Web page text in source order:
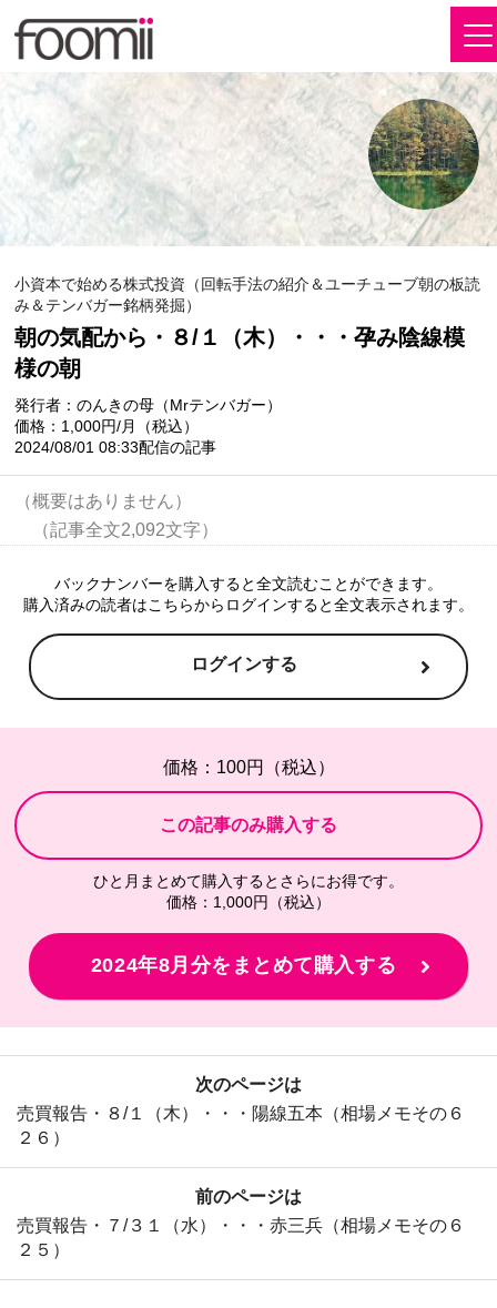
小資本で始める株式投資（回転手法の紹介＆ユーチューブ朝の板読
み＆テンバガー銘柄発掘）
朝の気配から・８/１（木）・・・孕み陰線模
様の朝
発行者：のんきの母（Mrテンバガー）
価格：1,000円/月（税込）
2024/08/01 08:33配信の記事
（概要はありません）
バックナンバーを購入すると全文読むことができます。
購入済みの読者はこちらからログインすると全文表示されます。
ログインする
価格：100円（税込）
ひと月まとめて購入するとさらにお得です。
価格：1,000円（税込）
2024年8月分をまとめて購入する
前のページは
売買報告・７/３１（水）・・・赤三兵（相場メモその６
２５）
次のページは
売買報告・８/１（木）・・・陽線五本（相場メモその６
２６）